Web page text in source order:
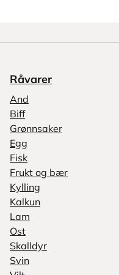
Råvarer
And
Biff
Grønnsaker
Egg
Fisk
Frukt og bær
Kylling
Kalkun
Lam
Ost
Skalldyr
Svin